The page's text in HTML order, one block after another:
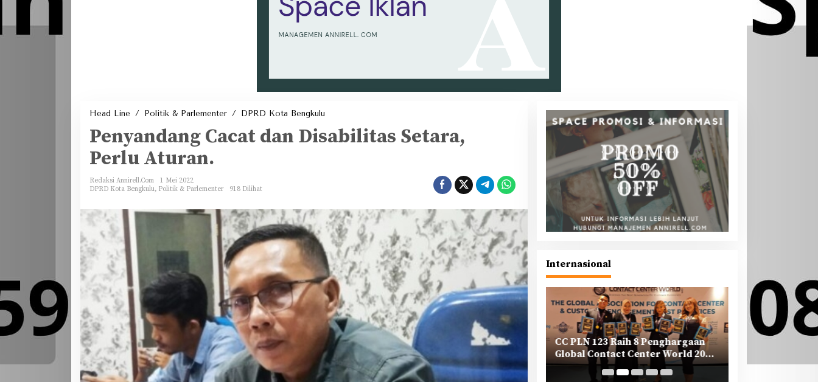
Head Line / Politik & Parlementer / DPRD Kota Bengkulu
Disabilitas
Setara,
Penyandang Cacat dan Disabilitas Setara,
Perlu Aturan.
Redaksi Annirell.Com
1 Mei 2022
DPRD Kota Bengkulu, Politik & Parlementer 918 Dilihat
Internasional
Ke Tanah Suci Biar Fokus Ibadah,
Urusan Koneksi Pakai Tri Ibadah
CC PLN 123 Raih 8 Penghargaan
Global Contact Center World 2025
di Yunani
Berkeadilan di